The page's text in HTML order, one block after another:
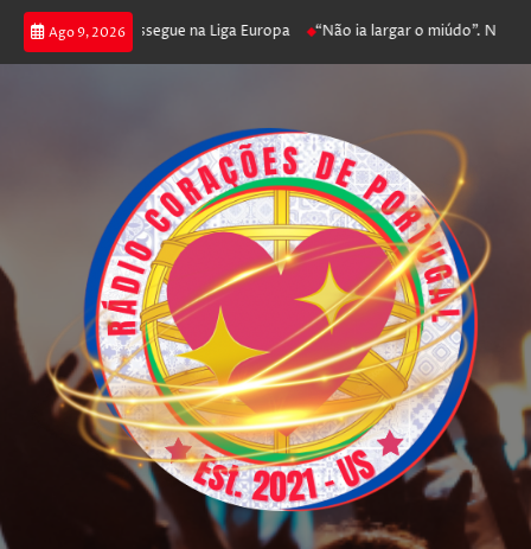
Ago 9, 2026
poker e prossegue na Liga Europa “Não ia largar o miúdo”.